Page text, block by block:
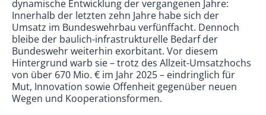
dynamische Entwicklung der vergangenen Jahre:
Innerhalb der letzten zehn Jahre habe sich der
Umsatz im Bundeswehrbau verfünffacht. Dennoch
bleibe der baulich-infrastrukturelle Bedarf der
Bundeswehr weiterhin exorbitant. Vor diesem
Hintergrund warb sie – trotz des Allzeit-Umsatzhochs
von über 670 Mio. € im Jahr 2025 – eindringlich für
Mut, Innovation sowie Offenheit gegenüber neuen
Wegen und Kooperationsformen.